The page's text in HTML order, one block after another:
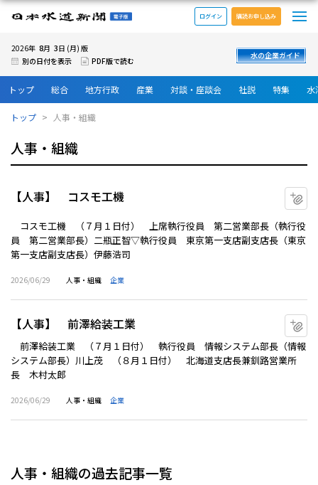
日本水道新聞 電子版
ログイン 購読お申し込み
2026年 8月 3日 (月) 版
別の日付を表示
PDF版で読む
水の企業ガイド
トップ 総合 地方行政 産業 対談・座談会 社説 特集 水
トップ 人事・組織
人事・組織
【人事】 コスモ工機
コスモ工機 （７月１日付） 上席執行役員 第二営業部長（執行役
員 第二営業部長）二瓶正智▽執行役員 東京第一支店副支店長（東京
第一支店副支店長）伊藤浩司
2026/06/29 人事・組織 企業
【人事】 前澤給装工業
前澤給装工業 （７月１日付） 執行役員 情報システム部長（情報
システム部長）川上茂 （８月１日付） 北海道支店長兼釧路営業所
長 木村太郎
2026/06/29 人事・組織 企業
人事・組織の過去記事一覧